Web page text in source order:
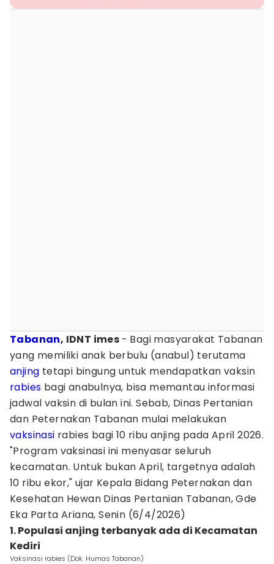
Tabanan, IDNT imes - Bagi masyarakat Tabanan
yang memiliki anak berbulu (anabul) terutama
anjing tetapi bingung untuk mendapatkan vaksin
rabies bagi anabulnya, bisa memantau informasi
jadwal vaksin di bulan ini. Sebab, Dinas Pertanian
dan Peternakan Tabanan mulai melakukan
vaksinasi rabies bagi 10 ribu anjing pada April 2026.
"Program vaksinasi ini menyasar seluruh
kecamatan. Untuk bukan April, targetnya adalah
10 ribu ekor," ujar Kepala Bidang Peternakan dan
Kesehatan Hewan Dinas Pertanian Tabanan, Gde
Eka Parta Ariana, Senin (6/4/2026)
1. Populasi anjing terbanyak ada di Kecamatan
Kediri
Vaksinasi rabies (Dok. Humas Tabanan)